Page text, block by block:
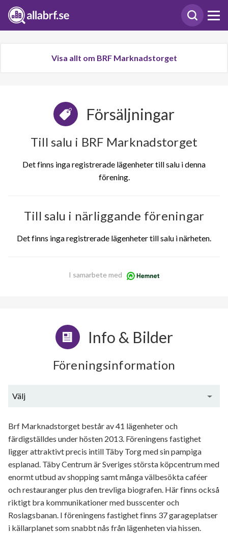
Visa allt om BRF Marknadstorget
Försäljningar
Till salu i BRF Marknadstorget
Det finns inga registrerade lägenheter till salu i denna
förening.
Till salu i närliggande föreningar
Det finns inga registrerade lägenheter till salu i närheten.
I samarbete med
Info & Bilder
Föreningsinformation
Välj
Brf Marknadstorget består av 41 lägenheter och
färdigställdes under hösten 2013. Föreningens fastighet
ligger attraktivt precis intill Täby Torg med sin pampiga
esplanad. Täby Centrum är Sveriges största köpcentrum med
enormt utbud av shopping samt många välbesökta caféer
och restauranger plus den trevliga biografen. Här finns också
riktigt bra kommunikationer med busscenter och
Roslagsbanan. I föreningens fastighet finns 37 garageplatser
i källarplanet som snabbt nås från lägenheten via hissen.